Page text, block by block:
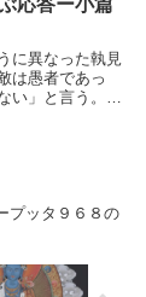
。すでに得た
応答ー小篇
に異なった執見
は愚者であっ
い」と言う。こ
プッタ９６８の